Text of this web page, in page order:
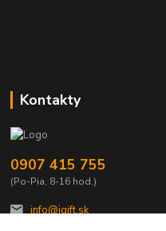
Kontakty
0907 415 755
(Po-Pia, 8-16 hod.)
info@igift.sk